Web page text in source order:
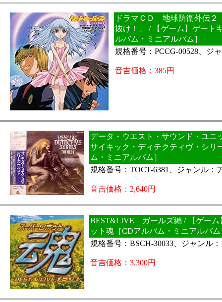
ドラマＣＤ 地球防衛外伝２
抜け！」 / 【ゲーム】ゲート
ルバム・ミニアルバム］
規格番号：PCCG-00528、ジ
音吉価格：385円
データ・ウエスト・サウンド・ユニ
サイキック・ディテクティヴ・シリ
ム・ミニアルバム］
規格番号：TOCT-6381、ジャンル：
音吉価格：2,640円
BEST&LIVE ガールズ編 / 【ゲーム
ット魂［CDアルバム・ミニアルバム
規格番号：BSCH-30033、ジャンル
音吉価格：3,300円